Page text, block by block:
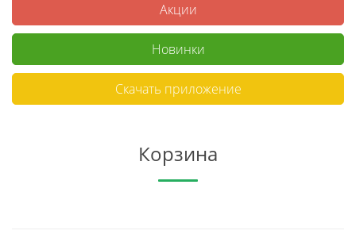
Акции
Новинки
Скачать приложение
Корзина